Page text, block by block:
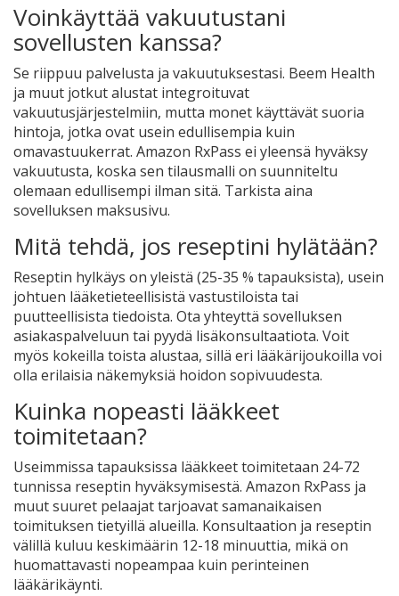
Voinkäyttää vakuutustani
sovellusten kanssa?
Se riippuu palvelusta ja vakuutuksestasi. Beem Health
ja muut jotkut alustat integroituvat
vakuutusjärjestelmiin, mutta monet käyttävät suoria
hintoja, jotka ovat usein edullisempia kuin
omavastuukerrat. Amazon RxPass ei yleensä hyväksy
vakuutusta, koska sen tilausmalli on suunniteltu
olemaan edullisempi ilman sitä. Tarkista aina
sovelluksen maksusivu.
Mitä tehdä, jos reseptini hylätään?
Reseptin hylkäys on yleistä (25-35 % tapauksista), usein
johtuen lääketieteellisistä vastustiloista tai
puutteellisista tiedoista. Ota yhteyttä sovelluksen
asiakaspalveluun tai pyydä lisäkonsultaatiota. Voit
myös kokeilla toista alustaa, sillä eri lääkärijoukoilla voi
olla erilaisia näkemyksiä hoidon sopivuudesta.
Kuinka nopeasti lääkkeet
toimitetaan?
Useimmissa tapauksissa lääkkeet toimitetaan 24-72
tunnissa reseptin hyväksymisestä. Amazon RxPass ja
muut suuret pelaajat tarjoavat samanaikaisen
toimituksen tietyillä alueilla. Konsultaation ja reseptin
välillä kuluu keskimäärin 12-18 minuuttia, mikä on
huomattavasti nopeampaa kuin perinteinen
lääkärikäynti.